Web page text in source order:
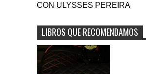
CON ULYSSES PEREIRA
LIBROS QUE RECOMENDAMOS